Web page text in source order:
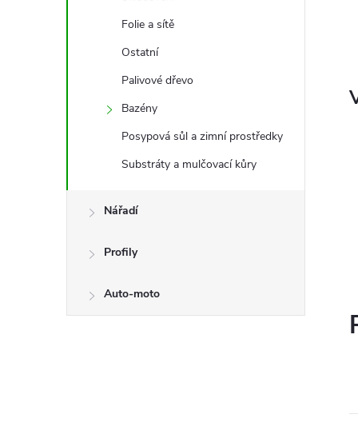
Folie a sítě
Ostatní
Palivové dřevo
Bazény
Posypová sůl a zimní prostředky
Substráty a mulčovací kůry
Nářadí
Profily
Auto-moto